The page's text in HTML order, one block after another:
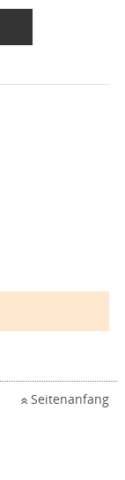
Seitenanfang